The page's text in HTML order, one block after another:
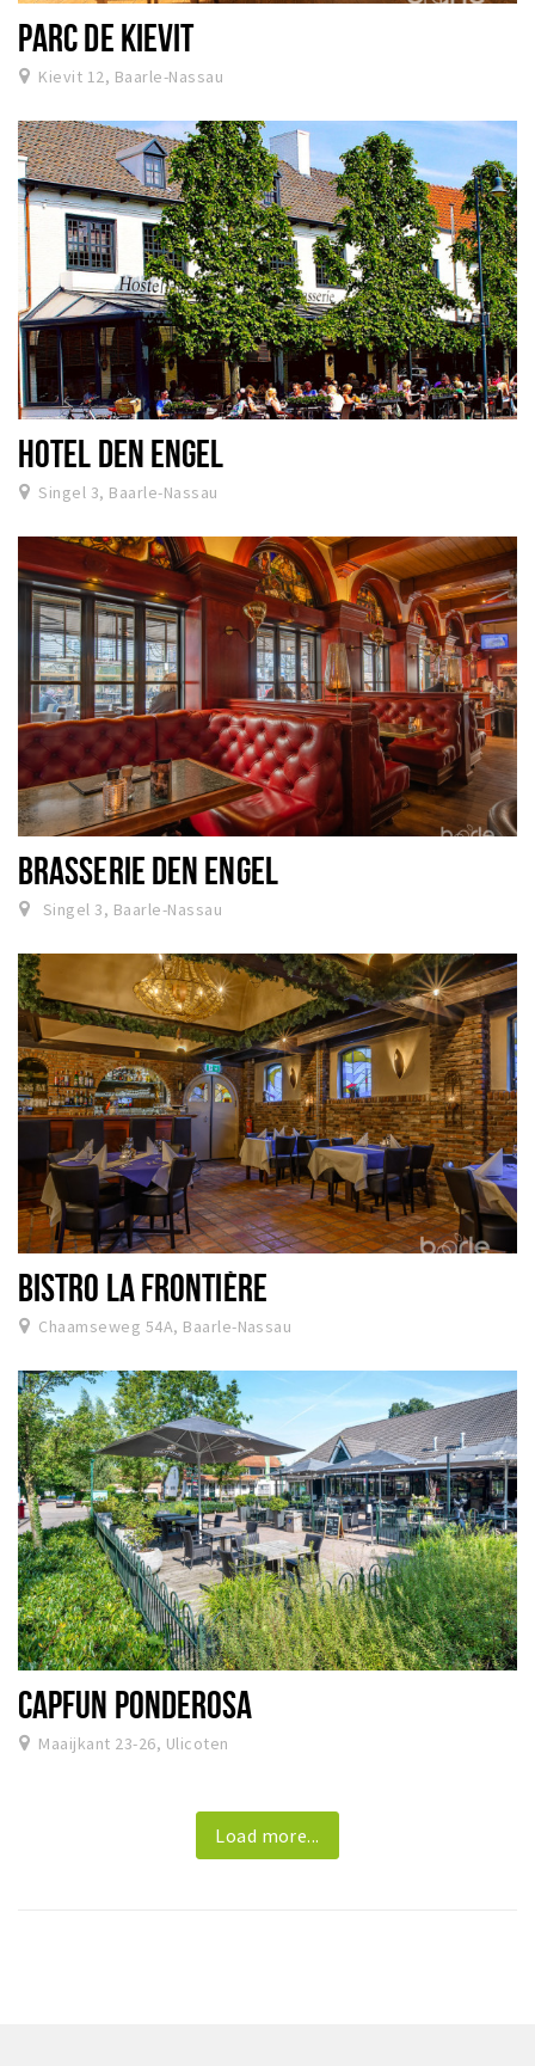
PARC DE KIEVIT
Kievit 12, Baarle-Nassau
HOTEL DEN ENGEL
Singel 3, Baarle-Nassau
BRASSERIE DEN ENGEL
Singel 3, Baarle-Nassau
BISTRO LA FRONTIÈRE
Chaamseweg 54A, Baarle-Nassau
CAPFUN PONDEROSA
Maaijkant 23-26, Ulicoten
Load more...